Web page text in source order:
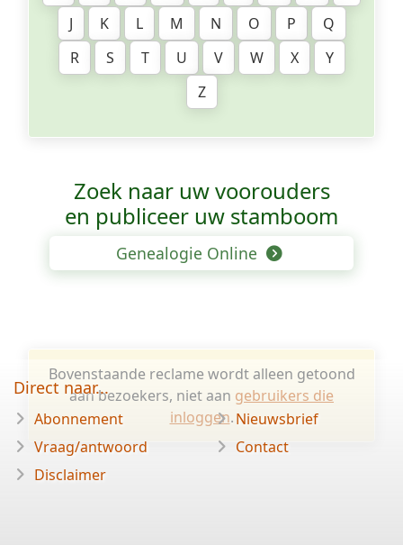
J
K L M N O P
Q
R
S T U V W X
Y
Z
Zoek naar uw voorouders
en publiceer uw stamboom
Genealogie Online
Bovenstaande reclame wordt alleen getoond
aan bezoekers, niet aan gebruikers die
inloggen.
Direct naar...
Abonnement
Vraag/antwoord
Disclaimer
Nieuwsbrief
Contact